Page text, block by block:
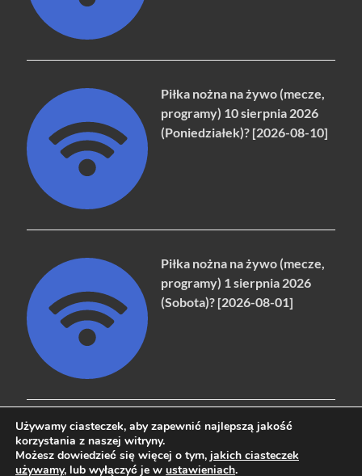
Piłka nożna na żywo (mecze,
programy) 10 sierpnia 2026
(Poniedziałek)? [2026-08-10]
Piłka nożna na żywo (mecze,
programy) 1 sierpnia 2026
(Sobota)? [2026-08-01]
Copyright © 2026naziemna.info - Telewizja cyfrowa, Radio,
Używamy ciasteczek, aby zapewnić najlepszą jakość
korzystania z naszej witryny.
Możesz dowiedzieć się więcej o tym, jakich ciasteczek
używamy, lub wyłączyć je w ustawieniach.